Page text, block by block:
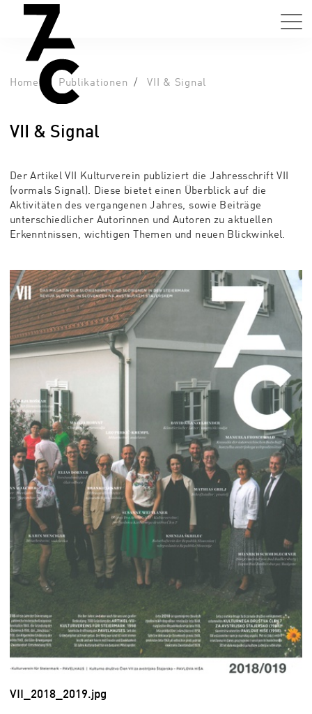
Home Publikationen VII & Signal
VII & Signal
Der Artikel VII Kulturverein publiziert die Jahresschrift VII
(vormals Signal). Diese bietet einen Überblick auf die
Aktivitäten des vergangenen Jahres, sowie Beiträge
unterschiedlicher Autorinnen und Autoren zu aktuellen
Erkenntnissen, wichtigen Themen und neuen Blickwinkel.
VII_2018_2019.jpg